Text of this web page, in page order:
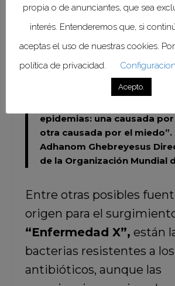
de cualquier nuevo
incalculable sufrimiento
pérdidas económicas se
billones, incluidas las
turismo, comercio y
consumidores, incluyendo
epidemias: una causada por
otra causada por el miedo”.
Adhanom Ghebreyesus
de la Organización Mundial
Entre otras posibles
origen para el
“Enfermedad X”, están
bacterias resistentes a los
antibióticos, aunque las
propia o de anunciantes, que sea
interés. Entenderemos que, si
aceptas el uso de nuestras cookies.
política de privacidad.
Acepto.